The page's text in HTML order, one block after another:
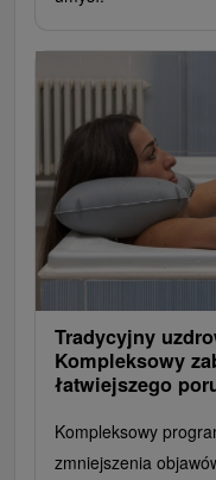
Tradycyjny
Kompleksowy
łatwiejszego
Kompleksowy
zmniejszenia